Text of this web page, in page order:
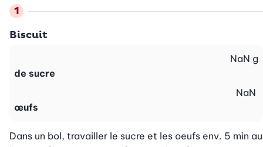
Biscuit
de sucre
NaN g
œufs
NaN
Dans un bol, travailler le sucre et les oeufs env. 5 min au